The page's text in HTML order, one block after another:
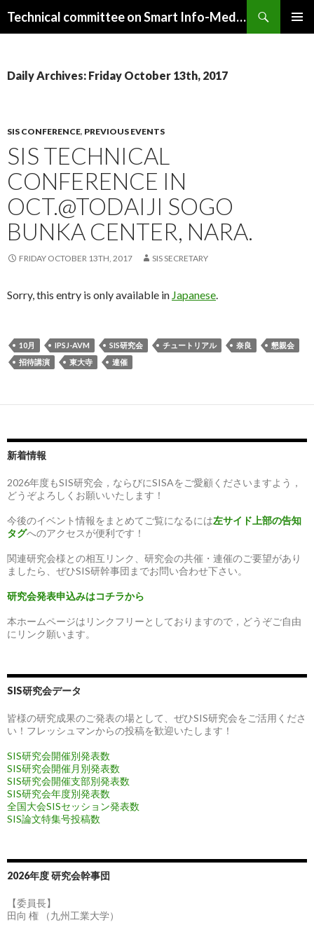
Technical committee on Smart Info-Media Systems (SIS), IEICE
Daily Archives: Friday October 13th, 2017
SIS CONFERENCE, PREVIOUS EVENTS
SIS TECHNICAL
CONFERENCE IN
OCT.@TODAIJI SOGO
BUNKA CENTER, NARA.
FRIDAY OCTOBER 13TH, 2017 SIS SECRETARY
Sorry, this entry is only available in Japanese.
10月 IPSJ-AVM SIS研究会 チュートリアル 奈良
懇親会
招待講演
東大寺 連催
新着情報
2026年度もSIS研究会，ならびにSISAをご愛顧くださいますよう，
どうぞよろしくお願いいたします！
今後のイベント情報をまとめてご覧になるには左サイド上部の告知
タグへのアクセスが便利です！
関連研究会様との相互リンク、研究会の共催・連催のご要望があり
ましたら、ぜひSIS研幹事団までお問い合わせ下さい。
研究会発表申込みはコチラから
本ホームページはリンクフリーとしておりますので，どうぞご自由
にリンク願います。
SIS研究会データ
皆様の研究成果のご発表の場として、ぜひSIS研究会をご活用くださ
い！フレッシュマンからの投稿を歓迎いたします！
SIS研究会開催別発表数
SIS研究会開催月別発表数
SIS研究会開催支部別発表数
SIS研究会年度別発表数
全国大会SISセッション発表数
SIS論文特集号投稿数
2026年度 研究会幹事団
【委員長】
田向 権 （九州工業大学）